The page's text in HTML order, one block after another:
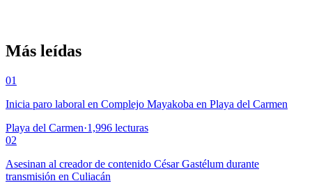
Más leídas
01
Inicia paro laboral en Complejo Mayakoba en Playa del Carmen
Playa del Carmen·1,996 lecturas
02
Asesinan al creador de contenido César Gastélum durante
transmisión en Culiacán